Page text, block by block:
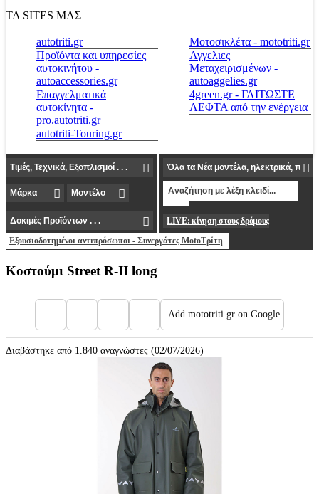
ΤΑ SITES ΜΑΣ
autotriti.gr
Προϊόντα και υπηρεσίες
αυτοκινήτου -
autoaccessories.gr
Επαγγελματικά
αυτοκίνητα -
pro.autotriti.gr
autotriti-Touring.gr
Μοτοσικλέτα - mototriti.gr
Αγγελιες
Μεταχειρισμένων -
autoaggelies.gr
4green.gr - ΓΛΙΤΩΣΤΕ
ΛΕΦΤΑ από την ενέργεια
LIVE: κίνηση στους δρόμους
Εξουσιοδοτημένοι αντιπρόσωποι - Συνεργάτες MotoΤρίτη
Κοστούμι Street R-II long
Add mototriti.gr on Google
Διαβάστηκε από 1.840 αναγνώστες (02/07/2026)